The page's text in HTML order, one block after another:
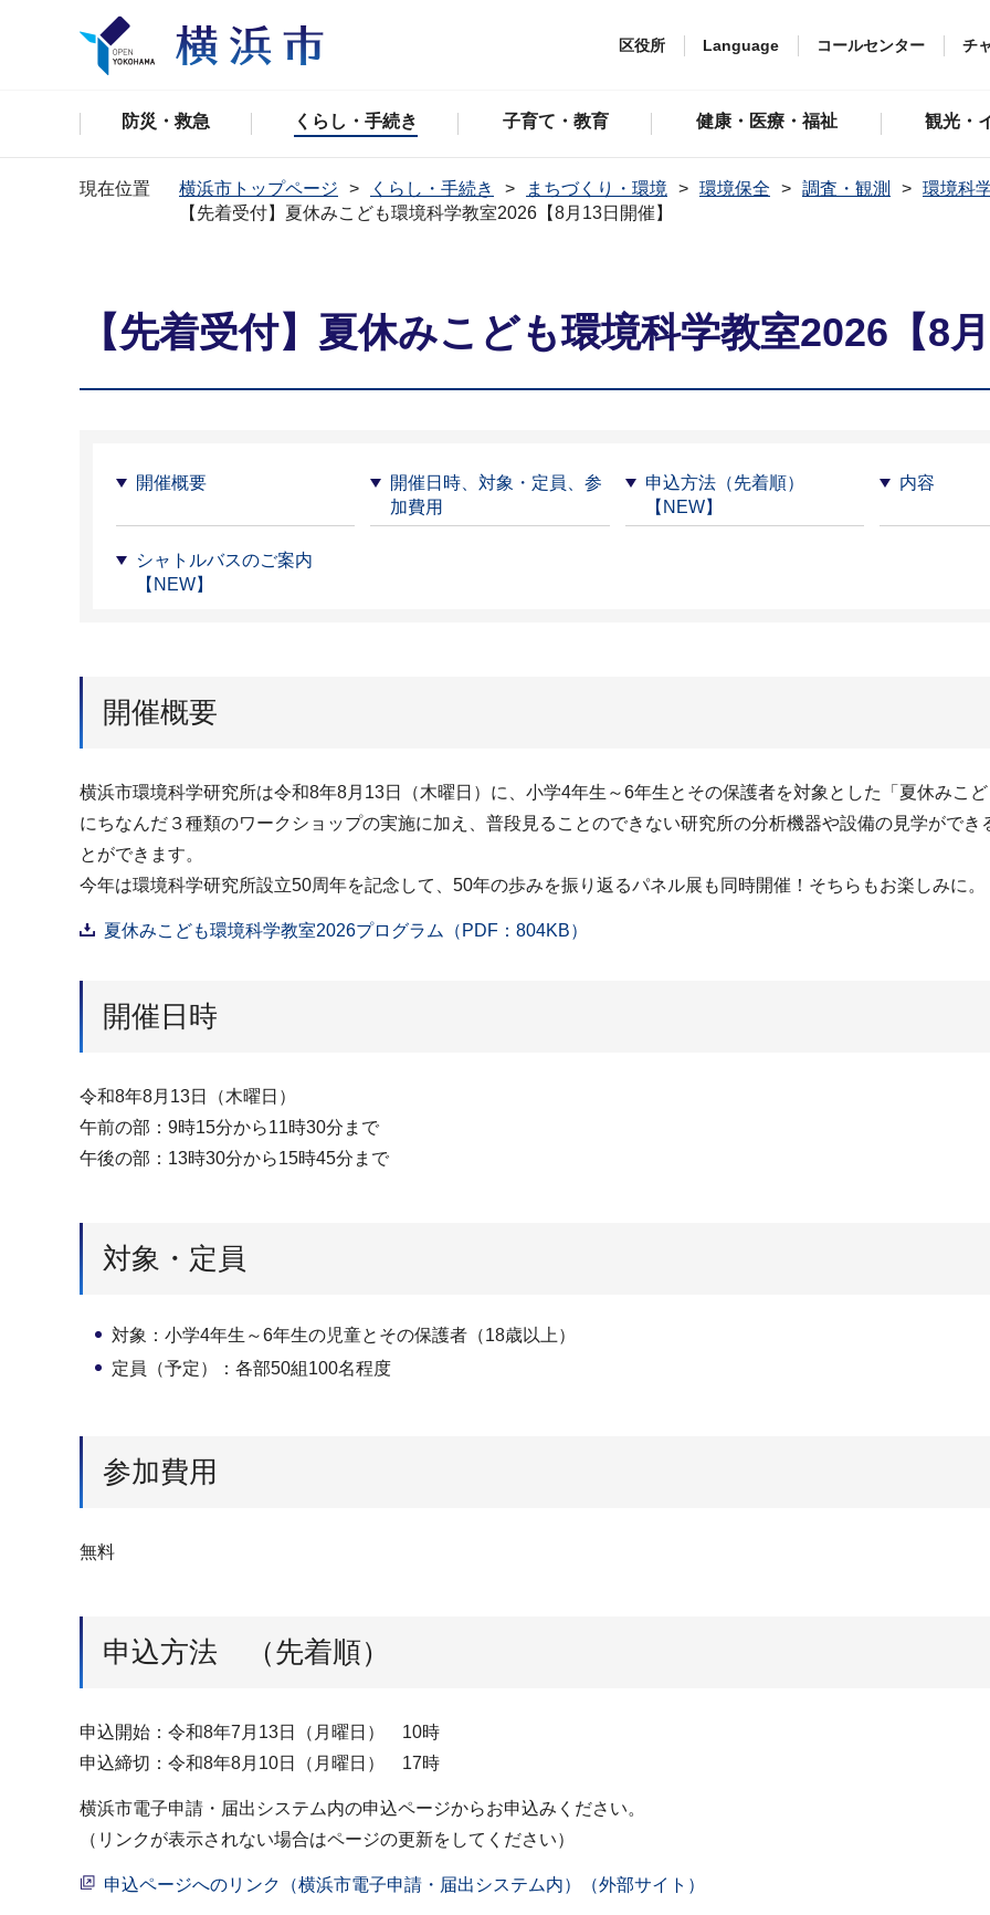
区役所 Language コールセンター チ
防災・救急 くらし・手続き 子育て・教育 健康・医療・福祉 観光・
現在位置 横浜市トップページ くらし・手続き まちづくり・環境 環境保全 調査・観測
環境科
【先着受付】夏休みこども環境科学教室2026【8月13日開催】
【先着受付】夏休みこども環境科学教室2026【8
開催概要
開催日時、対象・定員、参
加費用
申込方法（先着順）
【NEW】
内容
シャトルバスのご案内
【NEW】
開催概要
横浜市環境科学研究所は令和8年8月13日（木曜日）に、小学4年生～6年生とその保護者を対象とした「夏休みこ
にちなんだ３種類のワークショップの実施に加え、普段見ることのできない研究所の分析機器や設備の見学がで
とができます。
今年は環境科学研究所設立50周年を記念して、50年の歩みを振り返るパネル展も同時開催！そちらもお楽しみに。
夏休みこども環境科学教室2026プログラム（PDF：804KB）
開催日時
令和8年8月13日（木曜日）
午前の部：9時15分から11時30分まで
午後の部：13時30分から15時45分まで
対象・定員
対象：小学4年生～6年生の児童とその保護者（18歳以上）
定員（予定）：各部50組100名程度
参加費用
無料
申込方法 （先着順）
申込開始：令和8年7月13日（月曜日） 10時
申込締切：令和8年8月10日（月曜日） 17時
横浜市電子申請・届出システム内の申込ページからお申込みください。
（リンクが表示されない場合はページの更新をしてください）
申込ページへのリンク（横浜市電子申請・届出システム内）（外部サイト）